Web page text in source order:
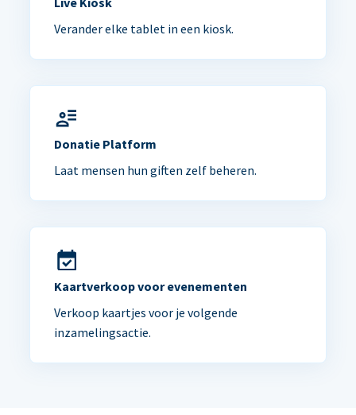
Verander elke tablet in een kiosk.
Donatie Platform
Laat mensen hun giften zelf beheren.
Kaartverkoop voor evenementen
Verkoop kaartjes voor je volgende
inzamelingsactie.